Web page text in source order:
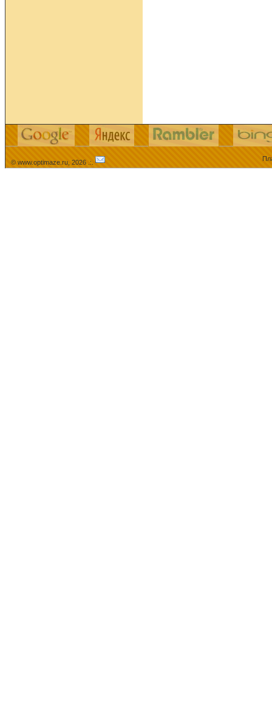
© www.optimaze.ru, 2026 .:.